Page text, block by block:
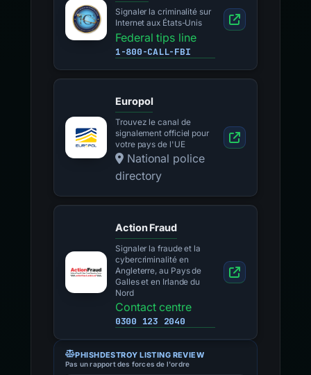
Signaler la criminalité sur
Internet aux États-Unis
Federal tips line
1-800-CALL-FBI
Europol
Trouvez le canal de
signalement officiel pour
votre pays de l'UE
National police
directory
Action Fraud
Signaler la fraude et la
cybercriminalité en
Angleterre, au Pays de
Galles et en Irlande du
Nord
Contact centre
0300 123 2040
PHISHDESTROY LISTING REVIEW
Pas un rapport des forces de l'ordre